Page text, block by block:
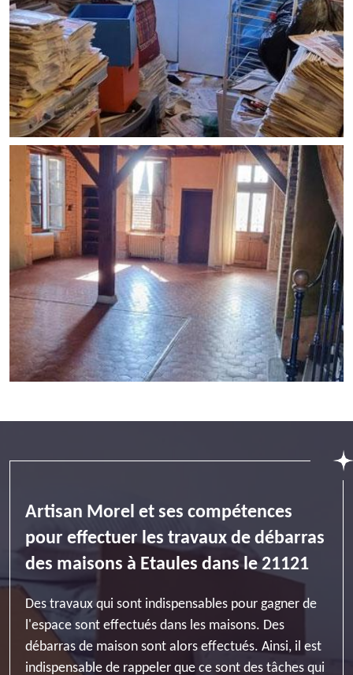
Artisan Morel et ses compétences
pour effectuer les travaux de débarras
des maisons à Etaules dans le 21121
Des travaux qui sont indispensables pour gagner de
l'espace sont effectués dans les maisons. Des
débarras de maison sont alors effectués. Ainsi, il est
indispensable de rappeler que ce sont des tâches qui